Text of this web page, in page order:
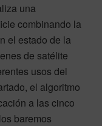
una
combinando la
el estado de la
de satélite
usos del
el algoritmo
a las cinco
baremos